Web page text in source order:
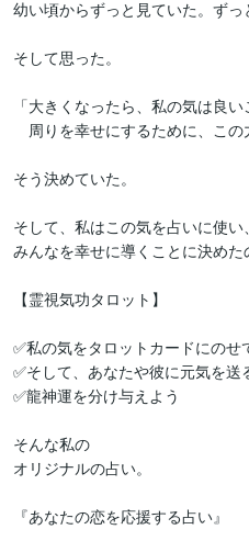
幼い頃からずっと見ていた。ずっ
そして思った。
「大きくなったら、私の気は良い
周りを幸せにするために、この
そう決めていた。
そして、私はこの気を占いに使い、
みんなを幸せに導くことに決めた
【霊視気功タロット】
✅私の気をタロットカードにのせ
✅そして、あなたや彼に元気を送
✅龍神運を分け与えよう
そんな私の
オリジナルの占い。
『あなたの恋を応援する占い』